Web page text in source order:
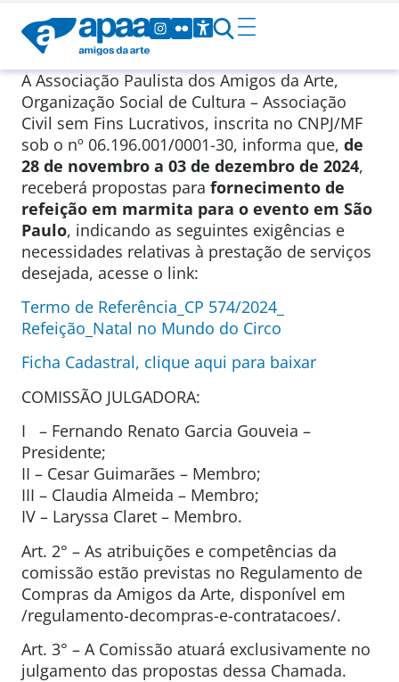
A Associação Paulista dos Amigos da Arte,
Organização Social de Cultura – Associação
Civil sem Fins Lucrativos, inscrita no CNPJ/MF
sob o nº 06.196.001/0001-30, informa que, de
28 de novembro a 03 de dezembro de 2024,
receberá propostas para fornecimento de
refeição em marmita para o evento em São
Paulo, indicando as seguintes exigências e
necessidades relativas à prestação de serviços
desejada, acesse o link:
Termo de Referência_CP 574/2024_
Refeição_Natal no Mundo do Circo
Ficha Cadastral, clique aqui para baixar
COMISSÃO JULGADORA:
I – Fernando Renato Garcia Gouveia –
Presidente;
II – Cesar Guimarães – Membro;
III – Claudia Almeida – Membro;
IV – Laryssa Claret – Membro.
Art. 2° – As atribuições e competências da
comissão estão previstas no Regulamento de
Compras da Amigos da Arte, disponível em
/regulamento-decompras-e-contratacoes/.
Art. 3° – A Comissão atuará exclusivamente no
julgamento das propostas dessa Chamada.